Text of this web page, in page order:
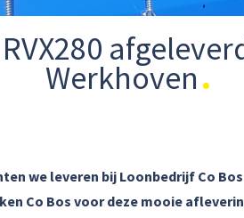
Werkhoven
we leveren bij Loonbedrijf Co
Co Bos voor deze mooie